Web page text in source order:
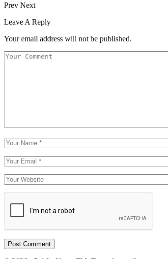
Prev Next
Leave A Reply
Your email address will not be published.